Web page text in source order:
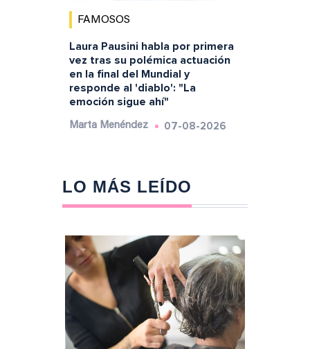
FAMOSOS
Laura Pausini habla por primera
vez tras su polémica actuación
en la final del Mundial y
responde al 'diablo': "La
emoción sigue ahí"
Marta Menéndez 07-08-2026
LO MÁS LEÍDO